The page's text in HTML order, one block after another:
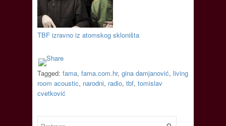
TBF izravno iz atomskog skloništa
Tagged: fama, fama.com.hr, gina damjanović, living
room acoustic, narodni, radio, tbf, tomislav
cvetković